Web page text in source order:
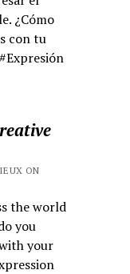
¿Cómo
con tu
ON
the world
you
your